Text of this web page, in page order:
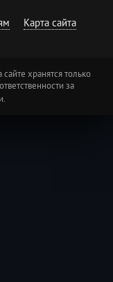
Карта сайта
хранятся только
за